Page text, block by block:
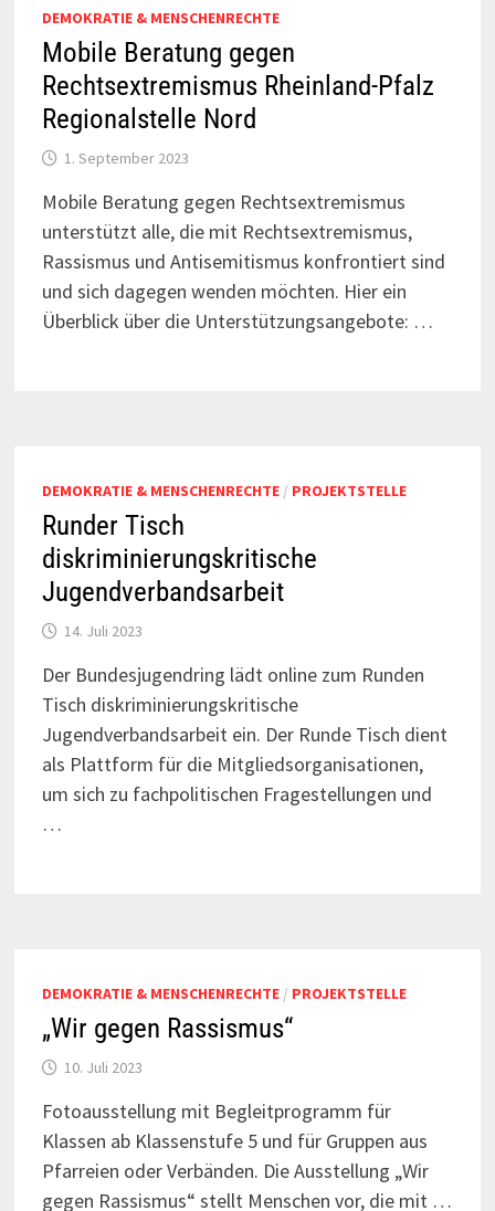
DEMOKRATIE & MENSCHENRECHTE
Mobile Beratung gegen
Rechtsextremismus Rheinland-Pfalz
Regionalstelle Nord
1. September 2023
Mobile Beratung gegen Rechtsextremismus
unterstützt alle, die mit Rechtsextremismus,
Rassismus und Antisemitismus konfrontiert sind
und sich dagegen wenden möchten. Hier ein
Überblick über die Unterstützungsangebote: …
DEMOKRATIE & MENSCHENRECHTE/ PROJEKTSTELLE
Runder Tisch
diskriminierungskritische
Jugendverbandsarbeit
14. Juli 2023
Der Bundesjugendring lädt online zum Runden
Tisch diskriminierungskritische
Jugendverbandsarbeit ein. Der Runde Tisch dient
als Plattform für die Mitgliedsorganisationen,
um sich zu fachpolitischen Fragestellungen und
…
DEMOKRATIE & MENSCHENRECHTE/ PROJEKTSTELLE
„Wir gegen Rassismus“
10. Juli 2023
Fotoausstellung mit Begleitprogramm für
Klassen ab Klassenstufe 5 und für Gruppen aus
Pfarreien oder Verbänden. Die Ausstellung „Wir
gegen Rassismus“ stellt Menschen vor, die mit …